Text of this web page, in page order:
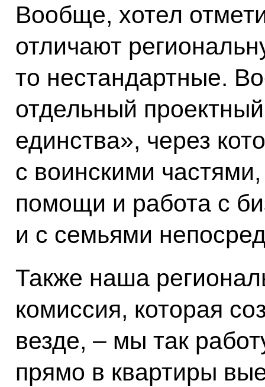
Вообще, хотел
отличают
то нестандартные.
отдельный
единства», через
с воинскими
помощи и работа с
и с семьями
Также наша
комиссия, которая
везде, – мы так
прямо в квартиры